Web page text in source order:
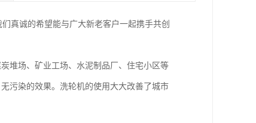
真诚的希望能与广大新老客户一起携手共创
堆场、矿业工场、水泥制品厂、住宅小区等
污染的效果。洗轮机的使用大大改善了城市